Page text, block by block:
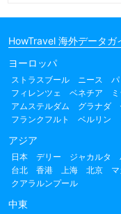
HowTravel 海外データガ
ヨーロッパ
ストラスブール ニース パ
フィレンツェ
ベネチア
アムステルダム
グラナダ
フランクフルト
ベルリン
アジア
日本 デリー ジャカルタ
台北
香港 上海 北京
クアラルンプール
中東